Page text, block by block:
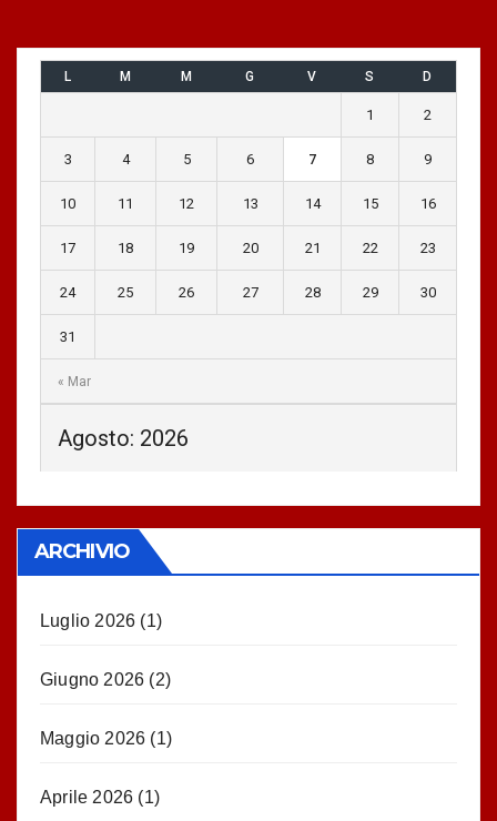
Agosto: 2026
L M M G V S D
« Mar
1 2
3 4 5 6 7 8 9
10 11 12 13 14 15 16
17 18 19 20 21 22 23
24 25 26 27 28 29 30
31
ARCHIVIO
Luglio 2026 (1)
Giugno 2026 (2)
Maggio 2026 (1)
Aprile 2026 (1)